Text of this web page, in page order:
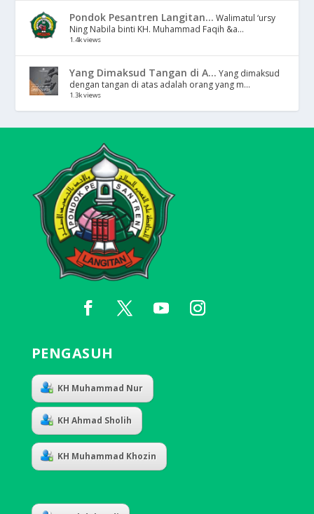
Pondok Pesantren Langitan... Walimatul ‘ursy
Ning Nabila binti KH. Muhammad Faqih &a...
1.4k views
Yang Dimaksud Tangan di A... Yang dimaksud
dengan tangan di atas adalah orang yang m...
1.3k views
PENGASUH
KH Muhammad Nur
KH Ahmad Sholih
KH Muhammad Khozin